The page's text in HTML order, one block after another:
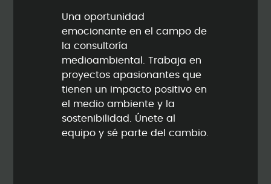
Una oportunidad
emocionante en el campo de
la consultoría
medioambiental. Trabaja en
proyectos apasionantes que
tienen un impacto positivo en
el medio ambiente y la
sostenibilidad. Únete al
equipo y sé parte del cambio.